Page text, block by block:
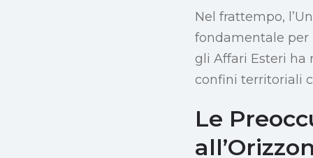
Nel frattempo,
fondamentale per
gli Affari Esteri ha
confini territoriali
Le